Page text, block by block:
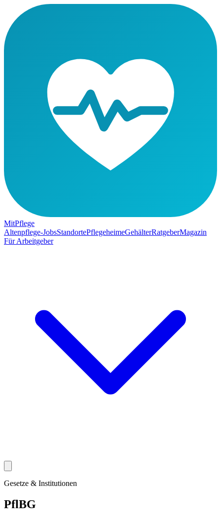
MitPflege
Altenpflege-JobsStandortePflegeheimeGehälterRatgeberMagazin
Für Arbeitgeber
Gesetze & Institutionen
PflBG